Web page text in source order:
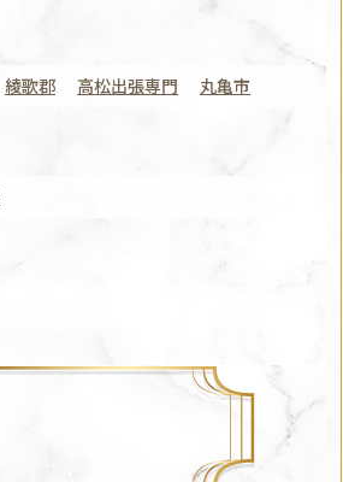
綾歌郡 高松出張専門 丸亀市